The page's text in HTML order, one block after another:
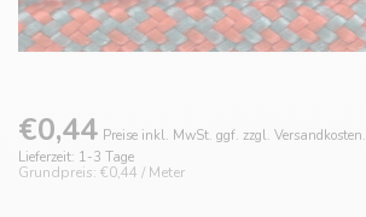
€0,44 Preise inkl. MwSt. ggf. zzgl. Versandkosten.
Lieferzeit: 1-3 Tage
Grundpreis: €0,44 / Meter